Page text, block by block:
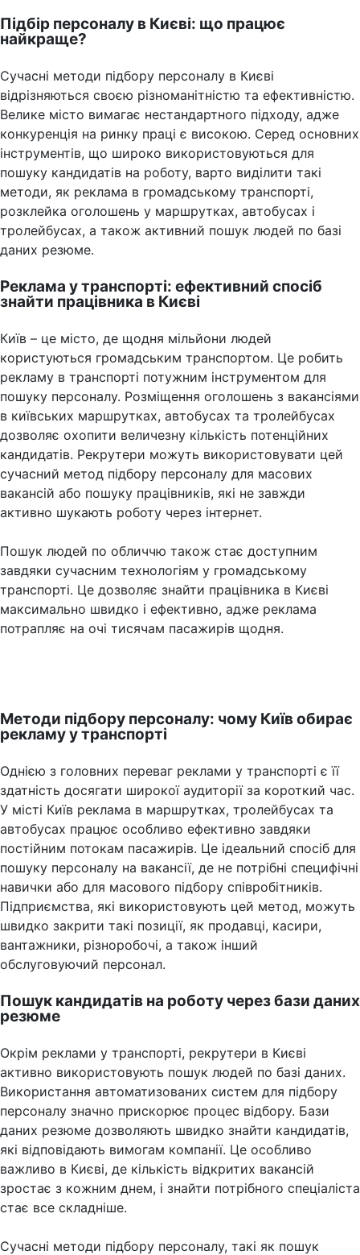
Підбір персоналу в Києві: що працює
найкраще?
Сучасні методи підбору персоналу в Києві
відрізняються своєю різноманітністю та ефективністю.
Велике місто вимагає нестандартного підходу, адже
конкуренція на ринку праці є високою. Серед основних
інструментів, що широко використовуються для
пошуку кандидатів на роботу, варто виділити такі
методи, як реклама в громадському транспорті,
розклейка оголошень у маршрутках, автобусах і
тролейбусах, а також активний пошук людей по базі
даних резюме.
Реклама у транспорті: ефективний спосіб
знайти працівника в Києві
Київ – це місто, де щодня мільйони людей
користуються громадським транспортом. Це робить
рекламу в транспорті потужним інструментом для
пошуку персоналу. Розміщення оголошень з вакансіями
в київських маршрутках, автобусах та тролейбусах
дозволяє охопити величезну кількість потенційних
кандидатів. Рекрутери можуть використовувати цей
сучасний метод підбору персоналу для масових
вакансій або пошуку працівників, які не завжди
активно шукають роботу через інтернет.
Пошук людей по обличчю також стає доступним
завдяки сучасним технологіям у громадському
транспорті. Це дозволяє знайти працівника в Києві
максимально швидко і ефективно, адже реклама
потрапляє на очі тисячам пасажирів щодня.
Методи підбору персоналу: чому Київ обирає
рекламу у транспорті
Однією з головних переваг реклами у транспорті є її
здатність досягати широкої аудиторії за короткий час.
У місті Київ реклама в маршрутках, тролейбусах та
автобусах працює особливо ефективно завдяки
постійним потокам пасажирів. Це ідеальний спосіб для
пошуку персоналу на вакансії, де не потрібні специфічні
навички або для масового підбору співробітників.
Підприємства, які використовують цей метод, можуть
швидко закрити такі позиції, як продавці, касири,
вантажники, різноробочі, а також інший
обслуговуючий персонал.
Пошук кандидатів на роботу через бази даних
резюме
Окрім реклами у транспорті, рекрутери в Києві
активно використовують пошук людей по базі даних.
Використання автоматизованих систем для підбору
персоналу значно прискорює процес відбору. Бази
даних резюме дозволяють швидко знайти кандидатів,
які відповідають вимогам компанії. Це особливо
важливо в Києві, де кількість відкритих вакансій
зростає з кожним днем, і знайти потрібного спеціаліста
стає все складніше.
Сучасні методи підбору персоналу, такі як пошук